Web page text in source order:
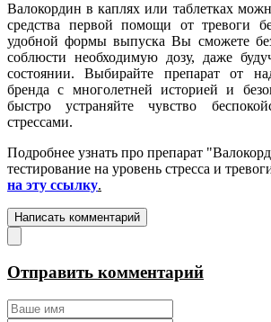
Валокордин в каплях или таблетках
средства первой помощи от тревоги
удобной формы выпуска Вы сможете
соблюсти необходимую дозу, даже
состоянии. Выбирайте препарат от
бренда с многолетней историей и
быстро устраняйте чувство
стрессами.
Подробнее узнать про препарат
тестирование на уровень стресса и
на эту ссылку.
Написать комментарий
Отправить комментарий